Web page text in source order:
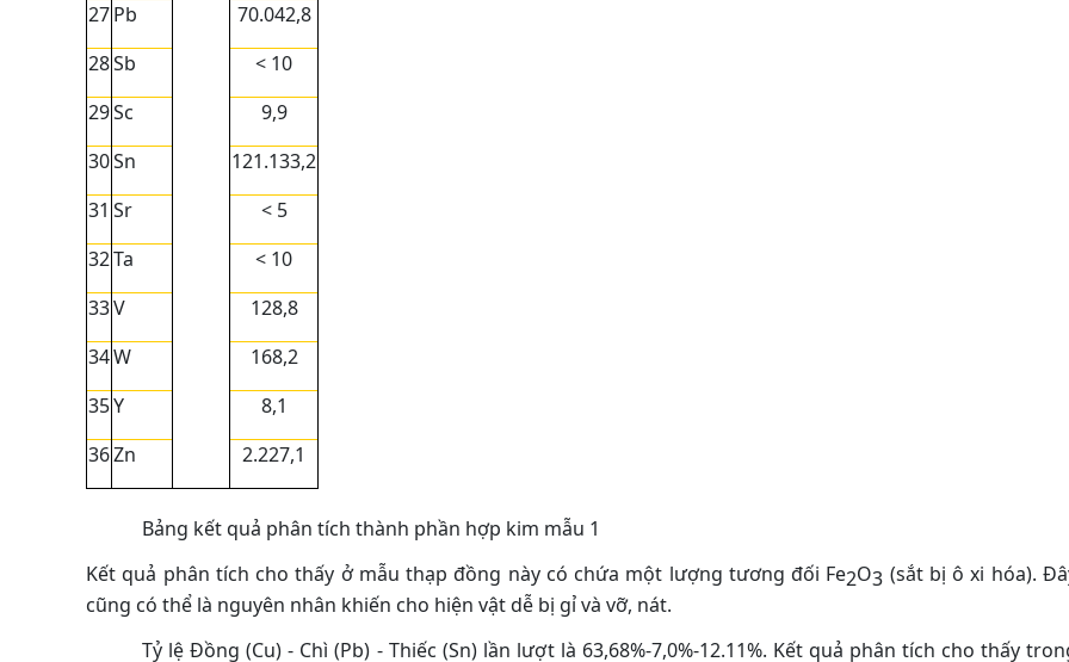
27Pb
70.042,8
28Sb
< 10
29Sc
9,9
30Sn
121.133,2
31 Sr
< 5
32Ta
< 10
33V
128,8
34W
168,2
35Y
8,1
36Zn 2.227,1
Bảng kết quả phân tích thành phần hợp kim mẫu 1
Kết quả phân tích cho thấy ở mẫu thạp đồng này có chứa một lượng tương đối Fe2O3 (sắt bị ô xi hóa).
cũng có thể là nguyên nhân khiến cho hiện vật dễ bị gỉ và vỡ, nát.
Tỷ lệ Đồng (Cu) - Chì (Pb) - Thiếc (Sn) lần lượt là 63,68%-7,0%-12.11%. Kết quả phân tích cho thấy